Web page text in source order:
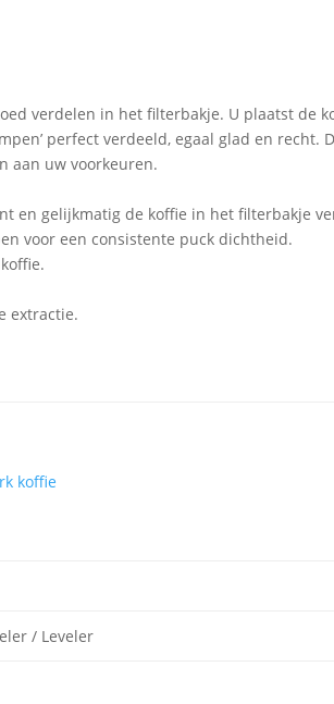
verdelen in het filterbakje. U plaatst de
perfect verdeeld, egaal glad en recht.
aan uw voorkeuren.
en gelijkmatig de koffie in het filterbakje
voor een consistente puck dichtheid.
extractie.
/ Leveler